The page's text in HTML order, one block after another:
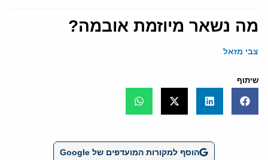
מה נשאר מיוזמת אובמה?
צבי מזאל
שיתוף
הוסף למקורות המועדפים של Google